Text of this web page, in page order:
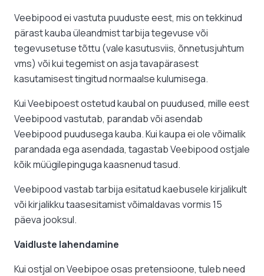
Veebipood ei vastuta puuduste eest, mis on tekkinud
pärast kauba üleandmist tarbija tegevuse või
tegevusetuse tõttu (vale kasutusviis, õnnetusjuhtum
vms) või kui tegemist on asja tavapärasest
kasutamisest tingitud normaalse kulumisega.
Kui Veebipoest ostetud kaubal on puudused, mille eest
Veebipood vastutab, parandab või asendab
Veebipood puudusega kauba. Kui kaupa ei ole võimalik
parandada ega asendada, tagastab Veebipood ostjale
kõik müügilepinguga kaasnenud tasud.
Veebipood vastab tarbija esitatud kaebusele kirjalikult
või kirjalikku taasesitamist võimaldavas vormis 15
päeva jooksul.
Vaidluste lahendamine
Kui ostjal on Veebipoe osas pretensioone, tuleb need